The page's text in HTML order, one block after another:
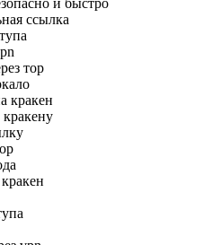
ссылка
тор
кракен